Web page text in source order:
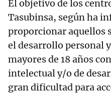
El objetivo de los
Tasubinsa, según ha
proporcionar aquellos
el desarrollo personal
mayores de 18 años
intelectual y/o de
gran dificultad para